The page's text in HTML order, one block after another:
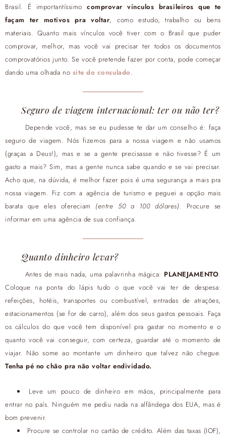
Brasil. É importantíssimocomprovar vínculos brasileiros que te
façam ter motivos pra voltar, como estudo, trabalho ou bens
materiais. Quanto mais vínculos você tiver com o Brasil que puder
comprovar, melhor, mas você vai precisar ter todos os documentos
comprovatórios junto. Se você pretende fazer por conta, pode começar
dando uma olhada no site do consulado.
Seguro de viagem internacional: ter ou não ter?
Depende você, mas se eu pudesse te dar um conselho é: faça
seguro de viagem. Nós fizemos para a nossa viagem e não usamos
(graças a Deus!), mas e se a gente precisasse e não tivesse? É um
gasto a mais? Sim, mas a gente nunca sabe quando e se vai precisar.
Acho que, na dúvida, é melhor fazer pois é uma segurança a mais pra
nossa viagem. Fiz com a agência de turismo e peguei a opção mais
barata que eles ofereciam (entre 50 a 100 dólares). Procure se
informar em uma agência de sua confiança.
Quanto dinheiro levar?
Antes de mais nada, uma palavrinha mágica: PLANEJAMENTO.
Coloque na ponta do lápis tudo o que você vai ter de despesa:
refeições, hotéis, transportes ou combustível, entradas de atrações,
estacionamentos (se for de carro), além dos seus gastos pessoais. Faça
os cálculos do que você tem disponível pra gastar no momento e o
quanto você vai conseguir, com certeza, guardar até o momento de
viajar. Não some ao montante um dinheiro que talvez não chegue.
Tenha pé no chão pra não voltar endividado.
Leve um pouco de dinheiro em mãos, principalmente para
entrar no país. Ninguém me pediu nada na alfândega dos EUA, mas é
bom prevenir.
Procure se controlar no cartão de crédito. Além das taxas (IOF),